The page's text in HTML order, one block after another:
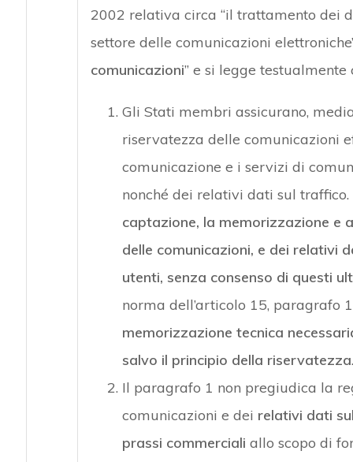
2002 relativa circa “il trattamento dei
settore delle comunicazioni
comunicazioni” e si legge testualmente
Gli Stati membri assicurano,
riservatezza delle comunicazioni
comunicazione e i servizi di
nonché dei relativi dati sul
captazione, la memorizzazione e
delle comunicazioni, e dei relativi
utenti, senza consenso di questi
norma dell’articolo 15, paragrafo
memorizzazione tecnica
salvo il principio della riservatezza.
Il paragrafo 1 non pregiudica la
comunicazioni e dei relativi dati
prassi commerciali allo scopo di